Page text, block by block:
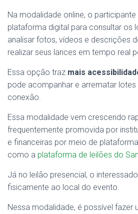
Na modalidade online, o
plataforma digital para consultar os
analisar fotos, vídeos e descrições
realizar seus lances em tempo real
Essa opção traz mais
pode acompanhar e arrematar
conexão.
Essa modalidade vem crescendo
frequentemente promovida por
e financeiras por meio de
como a plataforma de leilões do
Já no leilão presencial, o
fisicamente ao local do evento.
Nessa modalidade, é possível fazer